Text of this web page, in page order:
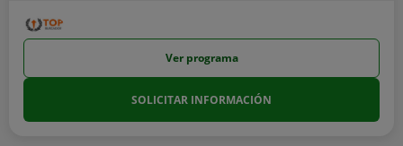
Ver programa
SOLICITAR INFORMACIÓN